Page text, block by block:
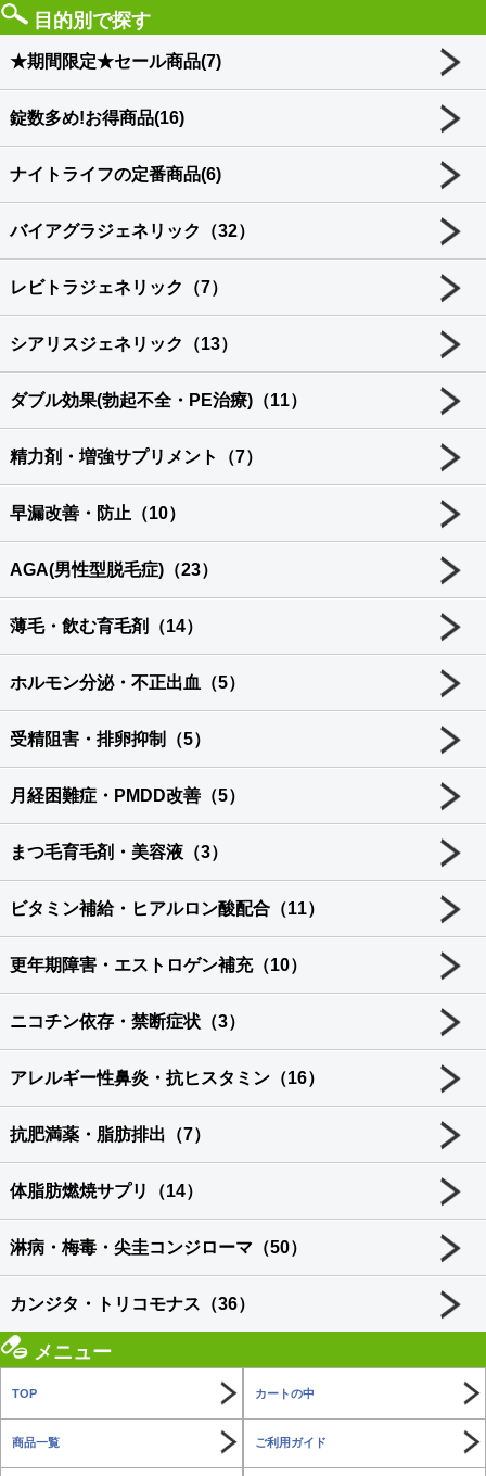
目的別で探す
★期間限定★セール商品(7)
錠数多め!お得商品(16)
ナイトライフの定番商品(6)
バイアグラジェネリック（32）
レビトラジェネリック（7）
シアリスジェネリック（13）
ダブル効果(勃起不全・PE治療)（11）
精力剤・増強サプリメント（7）
早漏改善・防止（10）
AGA(男性型脱毛症)（23）
薄毛・飲む育毛剤（14）
ホルモン分泌・不正出血（5）
受精阻害・排卵抑制（5）
月経困難症・PMDD改善（5）
まつ毛育毛剤・美容液（3）
ビタミン補給・ヒアルロン酸配合（11）
更年期障害・エストロゲン補充（10）
ニコチン依存・禁断症状（3）
アレルギー性鼻炎・抗ヒスタミン（16）
抗肥満薬・脂肪排出（7）
体脂肪燃焼サプリ（14）
淋病・梅毒・尖圭コンジローマ（50）
カンジタ・トリコモナス（36）
メニュー
TOP カートの中
商品一覧 ご利用ガイド